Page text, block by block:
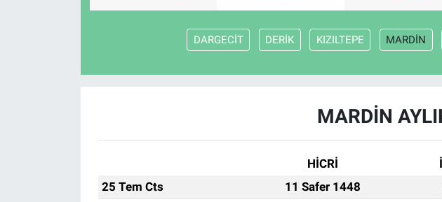
DARGECİT DERİK KIZILTEPE MARDİN
MARDİN
HİCRİ
25 Tem Cts
11 Safer 1448